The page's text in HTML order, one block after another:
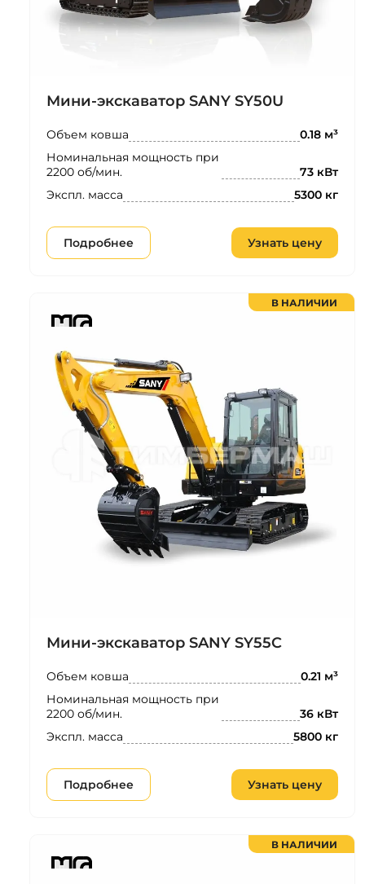
Мини-экскаватор SANY SY50U
Объем ковша 0.18 м³
Номинальная мощность при
2200 об/мин.
73 кВт
Экспл. масса 5300 кг
Подробнее Узнать цену
В НАЛИЧИИ
Мини-экскаватор SANY SY55C
Объем ковша 0.21 м³
Номинальная мощность при
2200 об/мин.
36 кВт
Экспл. масса 5800 кг
Подробнее Узнать цену
В НАЛИЧИИ